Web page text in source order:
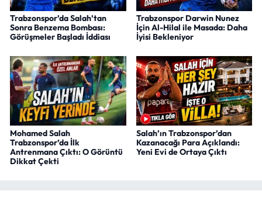
Trabzonspor’da Salah’tan
Sonra Benzema Bombası:
Görüşmeler Başladı İddiası
Trabzonspor Darwin Nunez
İçin Al-Hilal ile Masada: Daha
İyisi Bekleniyor
Mohamed Salah
Trabzonspor’da İlk
Antrenmana Çıktı: O Görüntü
Dikkat Çekti
Salah’ın Trabzonspor’dan
Kazanacağı Para Açıklandı:
Yeni Evi de Ortaya Çıktı